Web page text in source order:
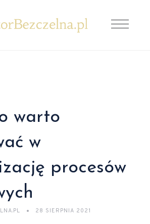
warto
w
procesów
28 SIERPNIA 2021